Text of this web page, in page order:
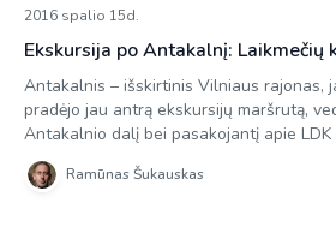
2016 spalio 15d.
Ekskursija po Antakalnį: Laikmečių
Antakalnis – išskirtinis Vilniaus rajonas,
pradėjo jau antrą ekskursijų maršrutą,
Antakalnio dalį bei pasakojantį apie LDK
vietas ir supažindinantį su Vilniaus
istorija. Pasirodo, kadaise Vilniuje jau
Ramūnas Šukauskas